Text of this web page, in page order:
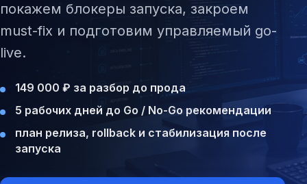
покажем блокеры запуска, закроем
must-fix и подготовим управляемый go-
live.
149 000 ₽ за разбор до прода
5 рабочих дней до Go / No-Go рекомендации
план релиза, rollback и стабилизация после
запуска